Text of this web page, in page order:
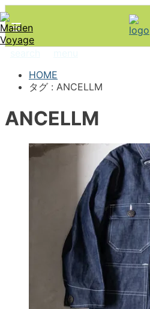
HOME
タグ : ANCELLM
ANCELLM